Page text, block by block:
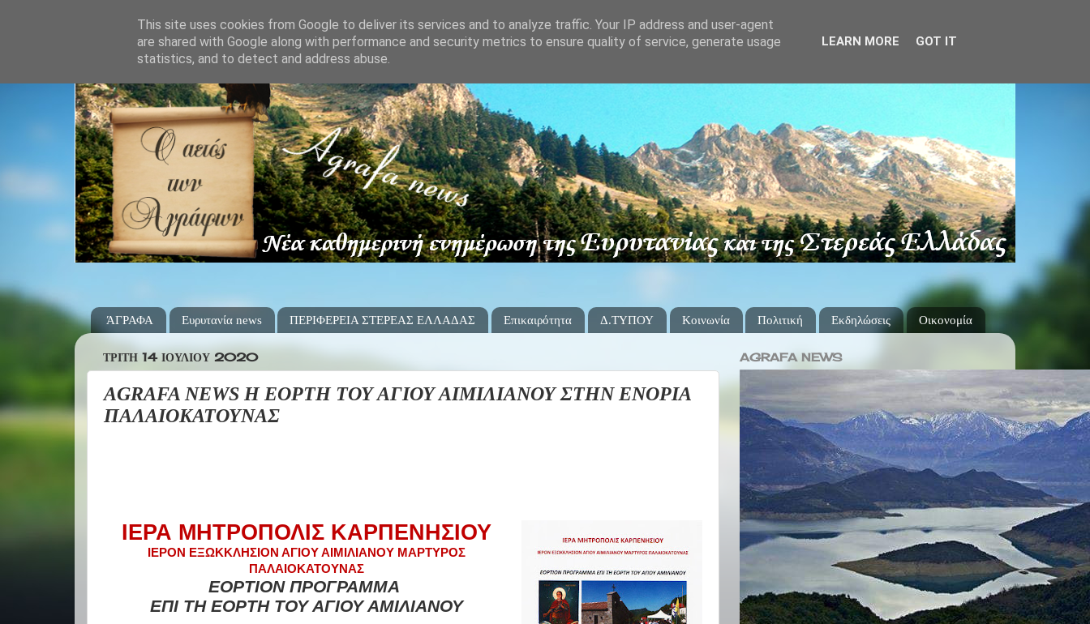
ΆΓΡΑΦΑ Ευρυτανία news ΠΕΡΙΦΕΡΕΙΑ ΣΤΕΡΕΑΣ ΕΛΛΑΔΑΣ Επικαιρότητα Δ.ΤΥΠΟΥ Κοινωνία Πολιτική Εκδηλώσεις Οικονομία
ΤΡΊΤΗ 14 ΙΟΥΛΊΟΥ 2020
AGRAFA NEWS Η ΕΟΡΤΗ ΤΟΥ ΑΓΙΟΥ ΑΙΜΙΛΙΑΝΟΥ ΣΤΗΝ ΕΝΟΡΙΑ
ΠΑΛΑΙΟΚΑΤΟΥΝΑΣ
ΙΕΡΑ ΜΗΤΡΟΠΟΛΙΣ ΚΑΡΠΕΝΗΣΙΟΥ
ΙΕΡΟΝ ΕΞΩΚΚΛΗΣΙΟΝ ΑΓΙΟΥ ΑΙΜΙΛΙΑΝΟΥ ΜΑΡΤΥΡΟΣ
ΠΑΛΑΙΟΚΑΤΟΥΝΑΣ
ΕΟΡΤΙΟΝ ΠΡΟΓΡΑΜΜΑ
ΕΠΙ ΤΗ ΕΟΡΤΗ ΤΟΥ ΑΓΙΟΥ ΑΜΙΛΙΑΝΟΥ
AGRAFA NEWS
This site uses cookies from Google to deliver its services and to analyze traffic. Your IP address and user-agent
are shared with Google along with performance and security metrics to ensure quality of service, generate usage
statistics, and to detect and address abuse.
LEARN MORE GOT IT